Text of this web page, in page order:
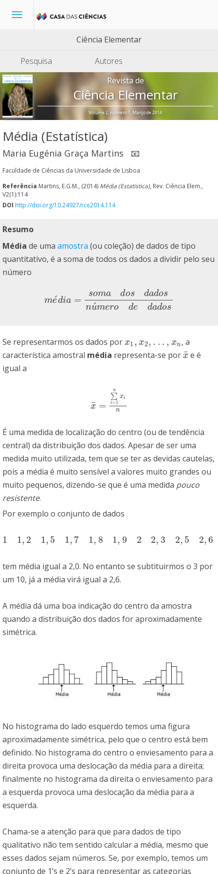
Toggle
Ciência Elementar
Pesquisa
Autores
Revista de
Ciência Elementar
Volume 2, número 1, Março de 2014
Média (Estatística)
Maria Eugénia Graça Martins 📧
Faculdade de Ciências da Universidade de Lisboa
Referência Martins, E.G.M., (2014) Média (Estatística), Rev. Ciência Elem.,
V2(1):114
DOI http://doi.org/10.24927/rce2014.114
Resumo
Média de uma amostra (ou coleção) de dados de tipo
quantitativo, é a soma de todos os dados a dividir pelo seu
número
me
´dia =
soma dos dados
nu
´mero de dados
me´dia= so madosdadosnu´merodeda
Se representarmos os dados por x1 , x2, . . . , xn
x1 x 2,..., x n
, a
característica amostral média representa-se por x
¯
x¯e é
igual a
x
¯ =
∑
i=1
n
xi
n
x¯ =∑ =1nx
É uma medida de localização do centro (ou de tendência
central) da distribuição dos dados. Apesar de ser uma
medida muito utilizada, tem que se ter as devidas cautelas,
pois a média é muito sensível a valores muito grandes ou
muito pequenos, dizendo-se que é uma medida pouco
resistente.
Por exemplo o conjunto de dados
1 1, 2 1, 5 1, 7 1, 8 1, 9 2 2, 3 2, 5 2, 6
1 1, 51 1,8 1, 2,32 2,6 3
tem média igual a 2,0. No entanto se subtituirmos o 3 por
um 10, já a média virá igual a 2,6.
A média dá uma boa indicação do centro da amostra
quando a distribuição dos dados for aproximadamente
simétrica.
No histograma do lado esquerdo temos uma figura
aproximadamente simétrica, pelo que o centro está bem
definido. No histograma do centro o enviesamento para a
direita provoca uma deslocação da média para a direita;
finalmente no histograma da direita o enviesamento para
a esquerda provoca uma deslocação da média para a
esquerda.
Chama-se a atenção para que para dados de tipo
qualitativo não tem sentido calcular a média, mesmo que
esses dados sejam números. Se, por exemplo, temos um
conjunto de 1’s e 2’s para representar as categorias